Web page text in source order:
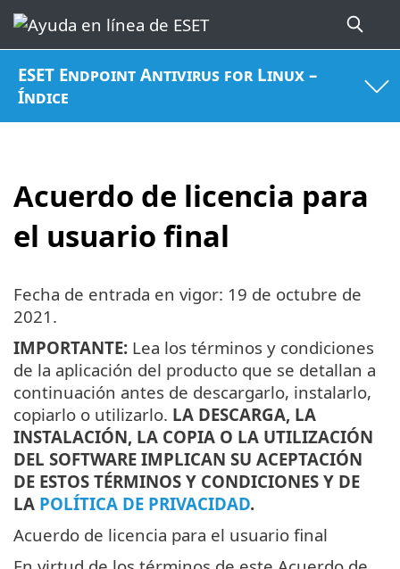
ESET Endpoint Antivirus for Linux –
Índice
Acuerdo de licencia para
el usuario final
Fecha de entrada en vigor: 19 de octubre de
2021 .
IMPORTANTE: Lea los términos y condiciones
de la aplicación del producto que se detallan a
continuación antes de descargarlo, instalarlo,
copiarlo o utilizarlo. LA DESCARGA, LA
INSTALACIÓN, LA COPIA O LA UTILIZACIÓN
DEL SOFTWARE IMPLICAN SU ACEPTACIÓN
DE ESTOS TÉRMINOS Y CONDICIONES Y DE
LA POLÍTICA DE PRIVACIDAD.
Acuerdo de licencia para el usuario final